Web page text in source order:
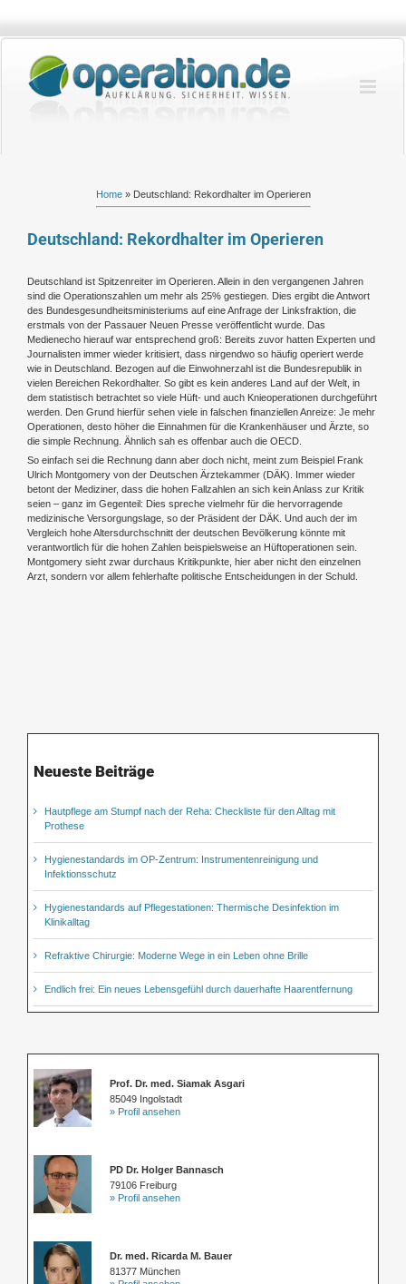
springen
Home» Deutschland: Rekordhalter im Operieren
Deutschland: Rekordhalter im Operieren
Deutschland ist Spitzenreiter im Operieren. Allein in den vergangenen Jahren
sind die Operationszahlen um mehr als 25% gestiegen. Dies ergibt die Antwort
des Bundesgesundheitsministeriums auf eine Anfrage der Linksfraktion, die
erstmals von der Passauer Neuen Presse veröffentlicht wurde. Das
Medienecho hierauf war entsprechend groß: Bereits zuvor hatten Experten und
Journalisten immer wieder kritisiert, dass nirgendwo so häufig operiert werde
wie in Deutschland. Bezogen auf die Einwohnerzahl ist die Bundesrepublik in
vielen Bereichen Rekordhalter. So gibt es kein anderes Land auf der Welt, in
dem statistisch betrachtet so viele Hüft- und auch Knieoperationen durchgeführt
werden. Den Grund hierfür sehen viele in falschen finanziellen Anreize: Je mehr
Operationen, desto höher die Einnahmen für die Krankenhäuser und Ärzte, so
die simple Rechnung. Ähnlich sah es offenbar auch die OECD.
So einfach sei die Rechnung dann aber doch nicht, meint zum Beispiel Frank
Ulrich Montgomery von der Deutschen Ärztekammer (DÄK). Immer wieder
betont der Mediziner, dass die hohen Fallzahlen an sich kein Anlass zur Kritik
seien – ganz im Gegenteil: Dies spreche vielmehr für die hervorragende
medizinische Versorgungslage, so der Präsident der DÄK. Und auch der im
Vergleich hohe Altersdurchschnitt der deutschen Bevölkerung könnte mit
verantwortlich für die hohen Zahlen beispielsweise an Hüftoperationen sein.
Montgomery sieht zwar durchaus Kritikpunkte, hier aber nicht den einzelnen
Arzt, sondern vor allem fehlerhafte politische Entscheidungen in der Schuld.
Neueste Beiträge
Hautpflege am Stumpf nach der Reha: Checkliste für den Alltag mit
Prothese
Hygienestandards im OP-Zentrum: Instrumentenreinigung und
Infektionsschutz
Hygienestandards auf Pflegestationen: Thermische Desinfektion im
Klinikalltag
Refraktive Chirurgie: Moderne Wege in ein Leben ohne Brille
Endlich frei: Ein neues Lebensgefühl durch dauerhafte Haarentfernung
Prof. Dr. med. Siamak Asgari
85049 Ingolstadt
» Profil ansehen
PD Dr. Holger Bannasch
79106 Freiburg
» Profil ansehen
Dr. med. Ricarda M. Bauer
81377 München